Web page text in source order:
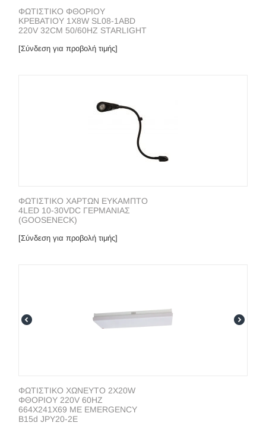
ΦΩΤΙΣΤΙΚΟ ΦΘΟΡIOY
ΚΡΕΒΑΤΙΟΥ 1X8W SL08-1ABD
220V 32CM 50/60HZ STARLIGHT
[Σύνδεση για προβολή τιμής]
ΦΩΤΙΣΤΙΚΟ ΧΑΡΤΩΝ ΕΥΚΑΜΠΤΟ
4LED 10-30VDC ΓΕΡΜΑΝΙΑΣ
(GOOSENECK)
[Σύνδεση για προβολή τιμής]
ΦΩΤΙΣΤΙΚΟ ΧΩΝΕΥΤΟ 2Χ20W
ΦΘΟΡΙΟΥ 220V 60HZ
664Χ241Χ69 ΜΕ EMERGENCY
B15d JPY20-2E